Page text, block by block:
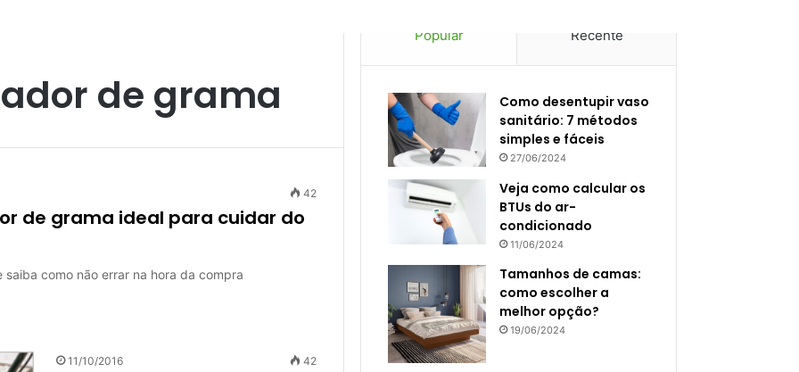
de grama
42
de grama ideal para cuidar do
como não errar na hora da compra
11/10/2016 42
Popular Recente
Como desentupir vaso
sanitário: 7 métodos
simples e fáceis
27/06/2024
Veja como calcular os
BTUs do ar-
condicionado
11/06/2024
Tamanhos de camas:
como escolher a
melhor opção?
19/06/2024